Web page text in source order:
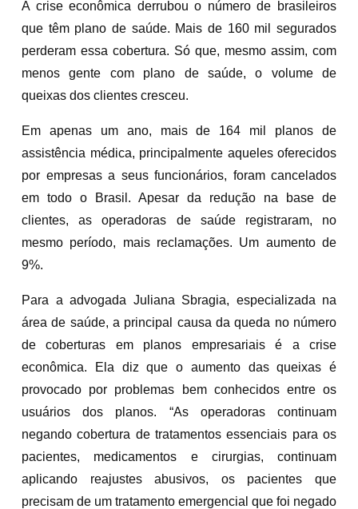
A crise econômica derrubou o número de brasileiros
que têm plano de saúde. Mais de 160 mil segurados
perderam essa cobertura. Só que, mesmo assim, com
menos gente com plano de saúde, o volume de
queixas dos clientes cresceu.
Em apenas um ano, mais de 164 mil planos de
assistência médica, principalmente aqueles oferecidos
por empresas a seus funcionários, foram cancelados
em todo o Brasil. Apesar da redução na base de
clientes, as operadoras de saúde registraram, no
mesmo período, mais reclamações. Um aumento de
9%.
Para a advogada Juliana Sbragia, especializada na
área de saúde, a principal causa da queda no número
de coberturas em planos empresariais é a crise
econômica. Ela diz que o aumento das queixas é
provocado por problemas bem conhecidos entre os
usuários dos planos. “As operadoras continuam
negando cobertura de tratamentos essenciais para os
pacientes, medicamentos e cirurgias, continuam
aplicando reajustes abusivos, os pacientes que
precisam de um tratamento emergencial que foi negado